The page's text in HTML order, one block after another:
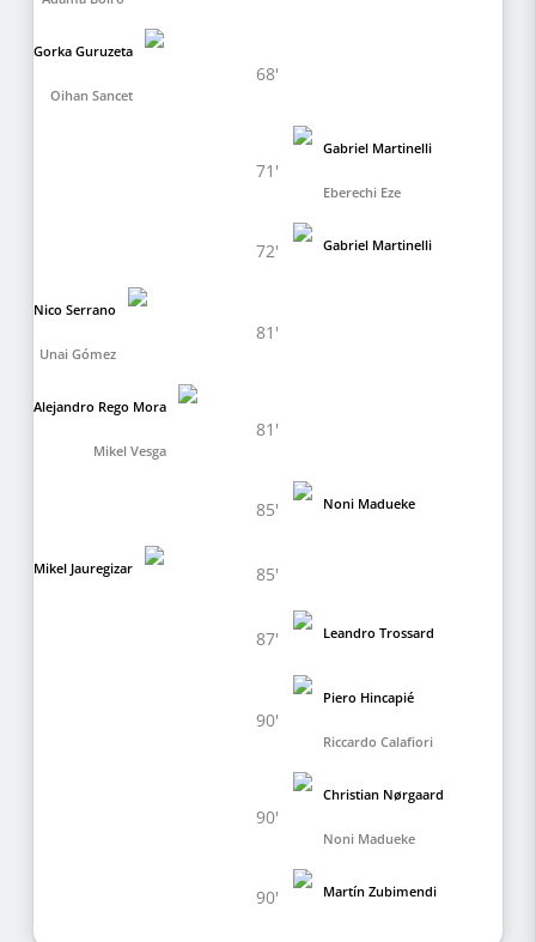
Oihan Sancet
Gorka Guruzeta
68'
71'
Gabriel Martinelli
Eberechi Eze
72' Gabriel Martinelli
Unai Gómez
Nico Serrano
81'
Mikel Vesga
Alejandro Rego Mora
81'
85' Noni Madueke
Mikel Jauregizar 85'
87' Leandro Trossard
90'
Piero Hincapié
Riccardo Calafiori
90'
Christian Nørgaard
Noni Madueke
90' Martín Zubimendi